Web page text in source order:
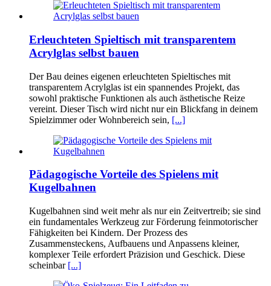
Erleuchteten Spieltisch mit transparentem
Acrylglas selbst bauen
Der Bau deines eigenen erleuchteten Spieltisches mit
transparentem Acrylglas ist ein spannendes Projekt, das
sowohl praktische Funktionen als auch ästhetische Reize
vereint. Dieser Tisch wird nicht nur ein Blickfang in deinem
Spielzimmer oder Wohnbereich sein, [...]
Pädagogische Vorteile des Spielens mit
Kugelbahnen
Kugelbahnen sind weit mehr als nur ein Zeitvertreib; sie sind
ein fundamentales Werkzeug zur Förderung feinmotorischer
Fähigkeiten bei Kindern. Der Prozess des
Zusammensteckens, Aufbauens und Anpassens kleiner,
komplexer Teile erfordert Präzision und Geschick. Diese
scheinbar [...]